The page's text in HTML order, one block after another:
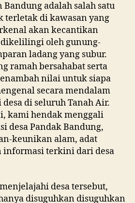
Bandung adalah salah satu
terletak di kawasan yang
akan kecantikan
oleh gunung-
ladang yang subur.
ramah bersahabat serta
nilai untuk siapa
secara mendalam
di seluruh Tanah Air.
kami hendak menggali
desa Pandak Bandung,
keunikan alam, adat
informasi terkini dari desa
desa tersebut,
disuguhkan disuguhkan